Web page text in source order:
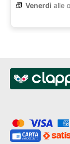
Venerdì alle